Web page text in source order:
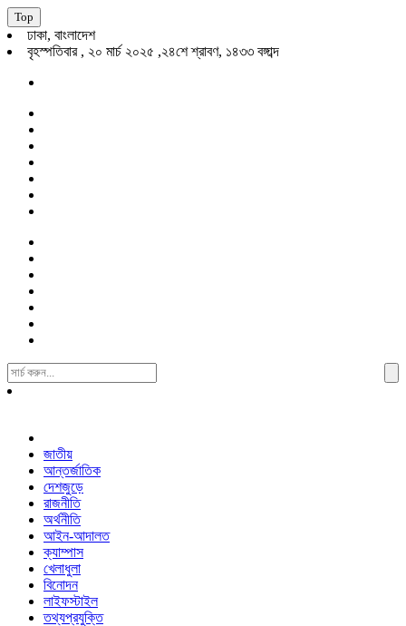
Top
ঢাকা, বাংলাদেশ
বৃহস্পতিবার , ২০ মার্চ ২০২৫ ,২৪শে শ্রাবণ, ১৪৩৩ বঙ্গাব্দ
Search
For:
জাতীয়
আন্তর্জাতিক
দেশজুড়ে
রাজনীতি
অর্থনীতি
আইন-আদালত
ক্যাম্পাস
খেলাধুলা
বিনোদন
লাইফস্টাইল
তথ্যপ্রযুক্তি